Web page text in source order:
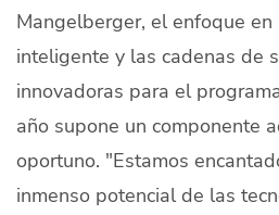
Mangelberger, el enfoque
inteligente y las cadenas de
innovadoras para el
año supone un componente
oportuno. "Estamos
inmenso potencial de las